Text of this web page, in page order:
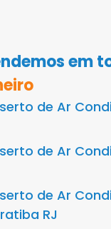
em
de Ar
de Ar
de Ar
RJ